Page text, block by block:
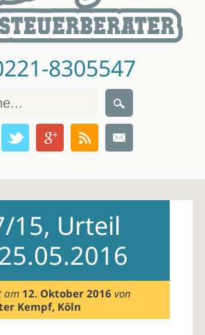
8305547
15, Urteil
am 12. Oktober 2016 von
Kempf, Köln